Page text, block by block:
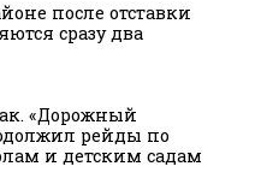
после отставки
сразу два
«Дорожный
рейды по
и детским садам